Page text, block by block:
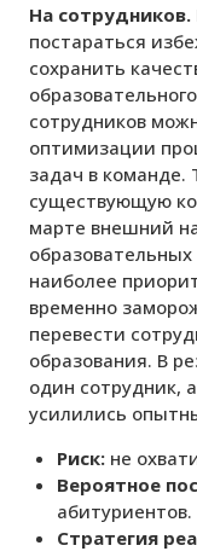
На сотрудников.
постараться
сохранить
сотрудников
оптимизации
задач в команде.
существующую
марте внешний
наиболее
временно
перевести
образования. В
один сотрудник,
усилились
Риск: не
Вероятное
абитуриентов.
Стратегия